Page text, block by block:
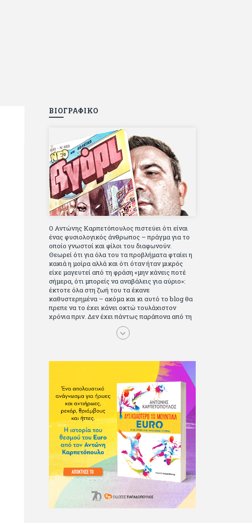
ΒΙΟΓΡΑΦΙΚΟ
Ο Αντώνης Καρπετόπουλος πιστεύει ότι είναι
ένας φυσιολογικός άνθρωπος – πράγμα για το
οποίο γνωστοί και φίλοι του διαφωνούν.
Θεωρεί ότι για όλα του τα προβλήματα φταίει η
κακιά η μοίρα αλλά και ότι όταν ήταν μικρός
είχε μαγευτεί από τη φράση «μην κάνεις ποτέ
σήμερα, ότι μπορείς να αναβάλεις για αύριο»:
έκτοτε όλα στη ζωή του τα έκανε
καθυστερημένα – ακόμα και κι αυτό το blog θα
πρεπε να το έχει κάνει οκτώ τουλάχιστον
χρόνια πριν. Δεν έχει πάντως παράπονα από τη
ζωή του, ούτε και απωθημένα. Πέρασε ωραία
παιδικά χρόνια διαβάζοντας πολλά και σοβαρά
αρκετό Ιούλιο Βέρν πριν τον κερδίσουν τα
αστυνομικά), απέκτησε τους σωστούς φίλους
κυρίως γιατί του άρεσε να κάνει παρέα με
μεγαλύτερους. Μεγαλώνοντας σπούδασε, έζησε
πολύ στο εξωτερικό, είδε εκατοντάδες ταινίες
κι έγραφε και στο περιοδικό Σινεμά, είχε
κάποιες αισθηματικές περιπέτειες που
σκόρπισαν γέλιο στους φίλους του - αν όχι και
στον ίδιο. Πήγε στρατό κανονικά στα σύνορα
και διατήρησε μια καλή σχέση με την οικογένεια
του, την οποία αισθάνεται πως διάφορες φορές
έφερε σε δύσκολη θέση. Κείμενο με την
υπογραφή του πρωτοδημοσιεύτηκε στο
Φίλαθλο το 1992. Επέστρεψε οριστικά στην
Ελλάδα το 1998, δούλεψε για πολλούς (αφού
δυσκολεύεται να πει όχι), και κάποιοι, αν όχι και
όλοι, τον πλήρωσαν κι έμειναν και
ευχαριστημένοι από τη συνεργασία. Σήμερα